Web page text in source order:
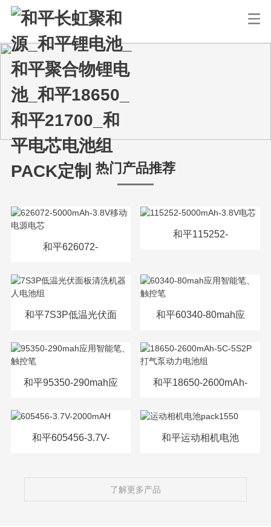
热门产品推荐
和平626072-
和平115252-
和平7S3P低温光伏面 和平60340-80mah应
和平95350-290mah应 和平18650-2600mAh-
电池组
和平605456-3.7V- 和平运动相机电池
了解更多产品